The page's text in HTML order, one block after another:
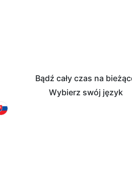
Bądź cały czas na
Wybierz swój język